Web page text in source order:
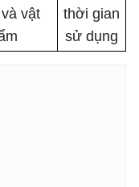
vật
thời gian
sử dụng